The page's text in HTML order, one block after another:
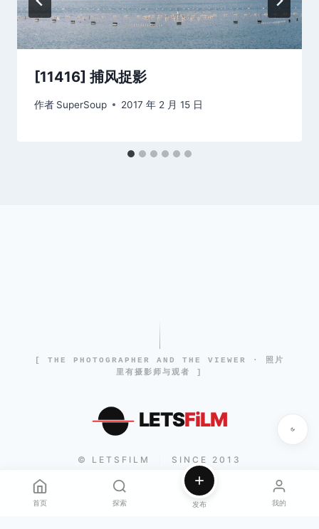
[11416] 捕风捉影
作者 SuperSoup 2017 年 2 月 15 日
[ THE PHOTOGRAPHER AND THE VIEWER · 照片
里有摄影师与观者 ]
LETSFiLM
© LETSFILM SINCE 2013
首页 探索 发布 我的